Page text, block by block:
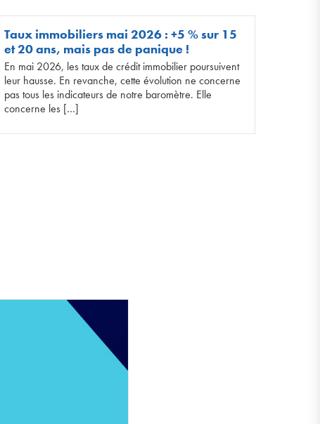
Taux immobiliers mai 2026 : +5 % sur 15
et 20 ans, mais pas de panique !
En mai 2026, les taux de crédit immobilier poursuivent
leur hausse. En revanche, cette évolution ne concerne
pas tous les indicateurs de notre baromètre. Elle
concerne les […]